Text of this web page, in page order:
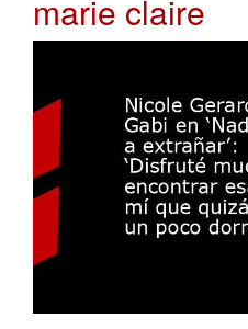
marie claire